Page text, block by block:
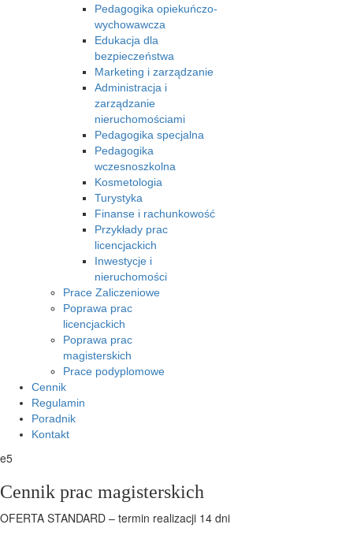
Pedagogika opiekuńczo-
wychowawcza
Edukacja dla
bezpieczeństwa
Marketing i zarządzanie
Administracja i
zarządzanie
nieruchomościami
Pedagogika specjalna
Pedagogika
wczesnoszkolna
Kosmetologia
Turystyka
Finanse i rachunkowość
Przykłady prac
licencjackich
Inwestycje i
nieruchomości
Prace Zaliczeniowe
Poprawa prac
licencjackich
Poprawa prac
magisterskich
Prace podyplomowe
Cennik
Regulamin
Poradnik
Kontakt
e5
Cennik prac magisterskich
OFERTA STANDARD – termin realizacji 14 dni